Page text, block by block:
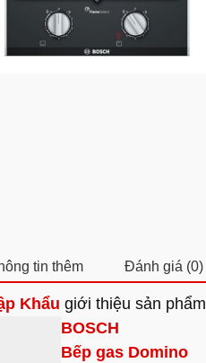
tin thêm Đánh giá (0)
Khẩu giới thiệu sản phẩm
BOSCH
Bếp gas Domino